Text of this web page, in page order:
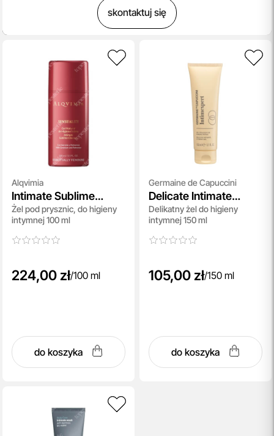
skontaktuj się
Alqvimia
Intimate Sublime
Cleanser
Żel pod prysznic, do higieny
intymnej 100 ml
224,00 zł/100 ml
do koszyka
Germaine de Capuccini
Delicate Intimate
Hygiene Gel
Delikatny żel do higieny
intymnej 150 ml
105,00 zł/150 ml
do koszyka